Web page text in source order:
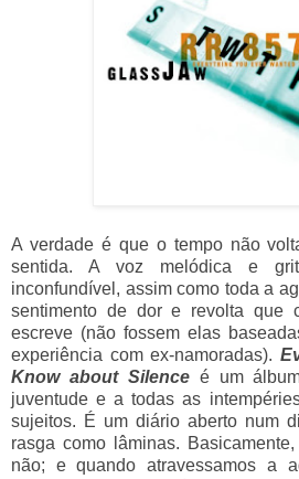
A verdade é que o tempo não
sentida. A voz melódica e
inconfundível, assim como toda a
sentimento de dor e revolta que
escreve (não fossem elas
experiência com ex-namoradas).
Know about Silenceé um
juventude e a todas as
sujeitos. É um diário aberto num
rasga como lâminas.
não; e quando atravessamos a